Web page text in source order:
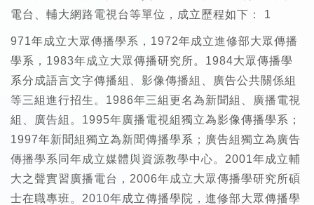
電台、輔大網路電視台等單位，成立歷程如下： 1
971年成立大眾傳播學系，1972年成立進修部大眾傳播
學系，1983年成立大眾傳播研究所。1984大眾傳播學
系分成語言文字傳播組、影像傳播組、廣告公共關係組
等三組進行招生。1986年三組更名為新聞組、廣播電視
組、廣告組。1995年廣播電視組獨立為影像傳播學系；
1997年新聞組獨立為新聞傳播學系；廣告組獨立為廣告
傳播學系同年成立媒體與資源教學中心。2001年成立輔
大之聲實習廣播電台，2006年成立大眾傳播學研究所碩
士在職專班。2010年成立傳播學院，進修部大眾傳播學